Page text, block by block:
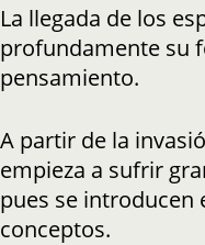
La llegada de los
profundamente su
pensamiento.
A partir de la
empieza a sufrir
pues se introducen
conceptos.